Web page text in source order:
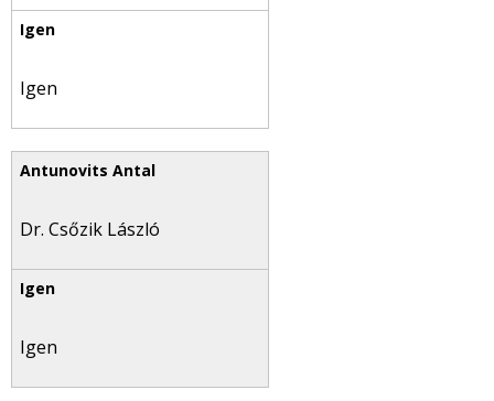
Igen
Dr. Csőzik László
Igen